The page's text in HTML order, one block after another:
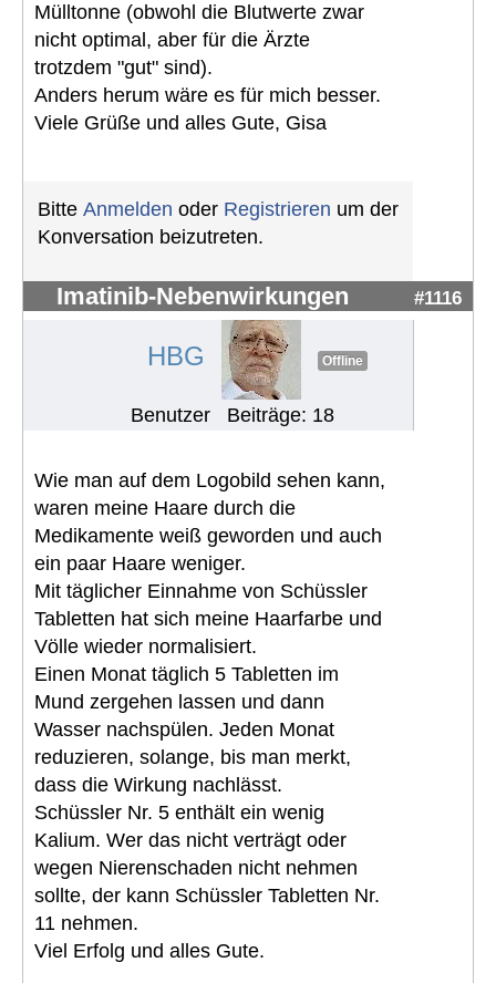
Mülltonne (obwohl die Blutwerte zwar
nicht optimal, aber für die Ärzte
trotzdem "gut" sind).
Anders herum wäre es für mich besser.
Viele Grüße und alles Gute, Gisa
Bitte Anmelden oder Registrieren um der
Konversation beizutreten.
Imatinib-Nebenwirkungen #1116
HBG Offline
Benutzer Beiträge: 18
Wie man auf dem Logobild sehen kann,
waren meine Haare durch die
Medikamente weiß geworden und auch
ein paar Haare weniger.
Mit täglicher Einnahme von Schüssler
Tabletten hat sich meine Haarfarbe und
Völle wieder normalisiert.
Einen Monat täglich 5 Tabletten im
Mund zergehen lassen und dann
Wasser nachspülen. Jeden Monat
reduzieren, solange, bis man merkt,
dass die Wirkung nachlässt.
Schüssler Nr. 5 enthält ein wenig
Kalium. Wer das nicht verträgt oder
wegen Nierenschaden nicht nehmen
sollte, der kann Schüssler Tabletten Nr.
11 nehmen.
Viel Erfolg und alles Gute.